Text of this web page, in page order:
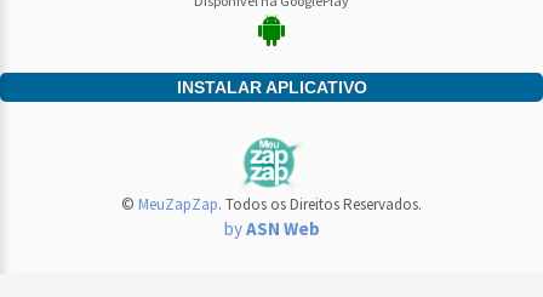
INSTALAR APLICATIVO
© MeuZapZap. Todos os Direitos Reservados.
byASN Web